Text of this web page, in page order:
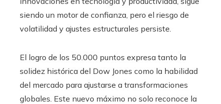
siendo un motor de confianza, pero el riesgo de
volatilidad y ajustes estructurales persiste.
El logro de los 50.000 puntos expresa tanto la
solidez histórica del Dow Jones como la habilidad
del mercado para ajustarse a transformaciones
globales. Este nuevo máximo no solo reconoce la